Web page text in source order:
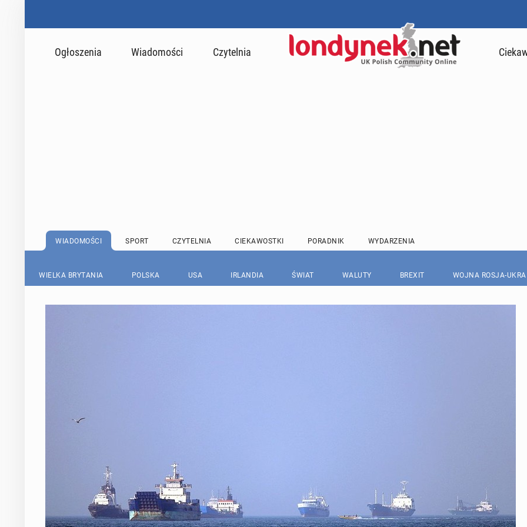
Ogłoszenia Wiadomości Czytelnia
WIADOMOŚCI SPORT CZYTELNIA CIEKAWOSTKI PORADNIK WYDARZENIA
WIELKA BRYTANIA POLSKA USA IRLANDIA ŚWIAT WALUTY BREXIT WOJNA ROSJA-